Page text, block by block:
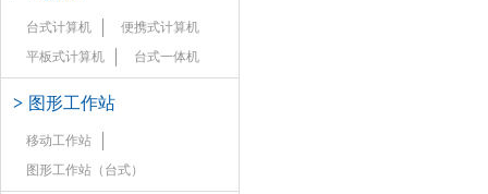
台式计算机
便携式计算机
平板式计算机
台式一体机
> 图形工作站
移动工作站
图形工作站（台式）